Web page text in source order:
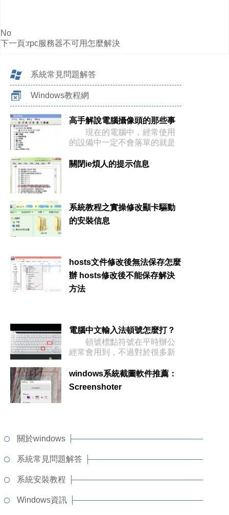
No
下一頁:rpc服務器不可用怎麼解決
系統常見問題解答
Windows教程網
高手解說電腦攝像頭的那些事
現在的電腦中，經常使用
的設備中一定不會落單的就是
關閉ie煩人的提示信息
系統教程之實操修改顯卡驅動
的安裝信息
hosts文件修改後無法保存怎麼
辦 hosts修改後不能保存解決
方法
電腦中文輸入法頓號怎麼打？
頓號標點符號在平時辦公
經常會用到，不過對於很多新
windows系統截圖軟件推薦：
Screenshoter
關於windows
系統常見問題解答
系統安裝教程
Windows資訊